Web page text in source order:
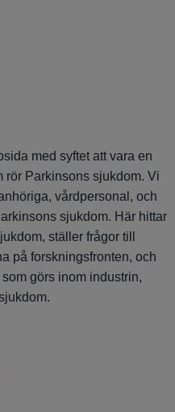
med syftet att vara en
rör Parkinsons sjukdom. Vi
vårdpersonal, och
sjukdom. Här hittar
ställer frågor till
på forskningsfronten, och
görs inom industrin,